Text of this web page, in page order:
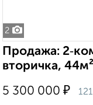
2
Продажа:
вторичка,
5 300 000 ₽